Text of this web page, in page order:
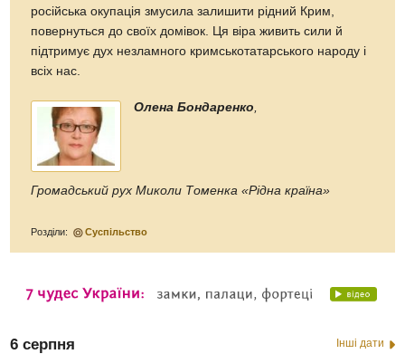
російська окупація змусила залишити рідний Крим,
повернуться до своїх домівок. Ця віра живить сили й
підтримує дух незламного кримськотатарського народу і
всіх нас.
Олена Бондаренко,
Громадський рух Миколи Томенка «Рідна країна»
Розділи: Суспільство
6 серпня Інші дати